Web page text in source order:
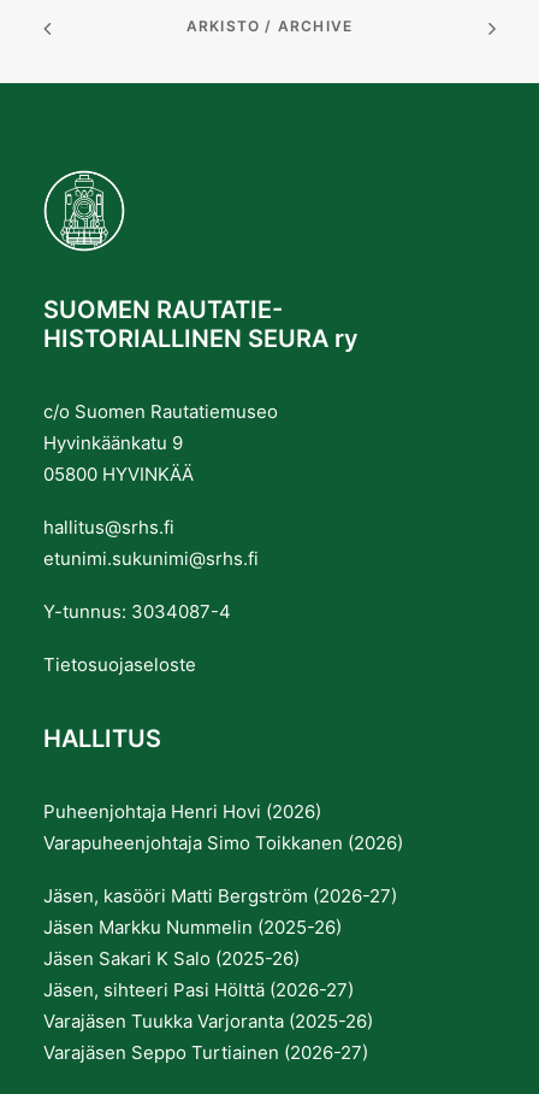
ARKISTO / ARCHIVE
SUOMEN RAUTATIE-
HISTORIALLINEN SEURA ry
c/o Suomen Rautatiemuseo
Hyvinkäänkatu 9
05800 HYVINKÄÄ
hallitus@srhs.fi
etunimi.sukunimi@srhs.fi
Y-tunnus: 3034087-4
Tietosuojaseloste
HALLITUS
Puheenjohtaja Henri Hovi (2026)
Varapuheenjohtaja Simo Toikkanen (2026)
Jäsen, kasööri Matti Bergström (2026-27)
Jäsen Markku Nummelin (2025-26)
Jäsen Sakari K Salo (2025-26)
Jäsen, sihteeri Pasi Hölttä (2026-27)
Varajäsen Tuukka Varjoranta (2025-26)
Varajäsen Seppo Turtiainen (2026-27)